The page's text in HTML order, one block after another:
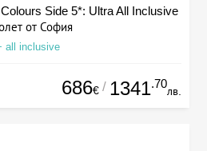
Side 5*: Ultra All Inclusive
от София
all inclusive
686€ / 1341.70
лв.